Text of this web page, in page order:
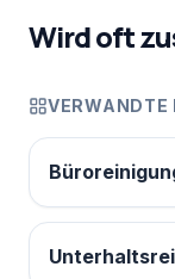
Wird oft
VERWANDTE